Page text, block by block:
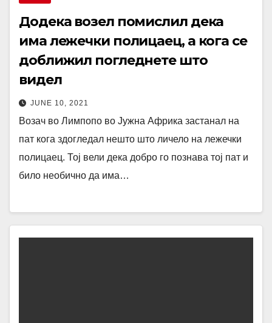
Додека возел помислил дека
има лежечки полицаец, а кога се
доближил погледнете што
видел
JUNE 10, 2021
Возач во Лимпопо во Јужна Африка застанал на
пат кога здогледал нешто што личело на лежечки
полицаец. Тој вели дека добро го познава тој пат и
било необично да има…